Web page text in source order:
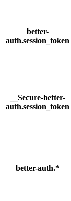
better-
auth.session_token
__Secure-better-
auth.session_token
better-auth.*